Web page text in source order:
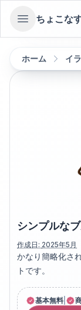
Open sidebar
ちょこな
ホーム イ
シンプルな
作成日: 2025年5月
かなり簡略化さ
トです。
基本無料